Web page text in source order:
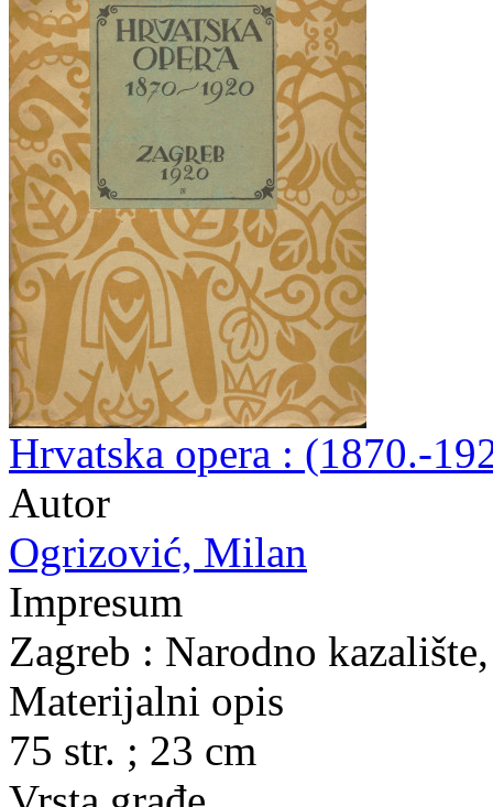
Hrvatska opera : (1870.-
Autor
Ogrizović, Milan
Impresum
Zagreb : Narodno
Materijalni opis
75 str. ; 23 cm